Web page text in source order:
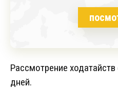
Рассмотрение
дней.